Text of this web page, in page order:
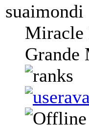
suaimondi
Miracle
Grande